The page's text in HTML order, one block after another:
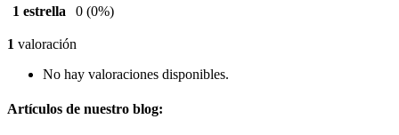
1 estrella
0 (0%)
1 valoración
No hay valoraciones disponibles.
Artículos de nuestro blog: